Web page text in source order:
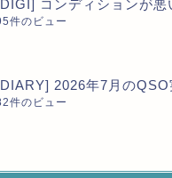
コンディションが悪
件のビュー
2026年7月のQSO
件のビュー